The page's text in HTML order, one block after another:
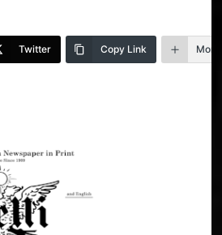
Twitter Copy Link More